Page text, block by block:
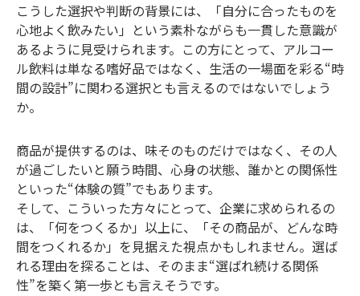
こうした選択や判断の背景には、「自分に合ったものを
心地よく飲みたい」という素朴ながらも一貫した意識が
あるように見受けられます。この方にとって、アルコー
ル飲料は単なる嗜好品ではなく、生活の一場面を彩る“時
間の設計”に関わる選択とも言えるのではないでしょう
か。
商品が提供するのは、味そのものだけではなく、その人
が過ごしたいと願う時間、心身の状態、誰かとの関係性
といった“体験の質”でもあります。
そして、こういった方々にとって、企業に求められるの
は、「何をつくるか」以上に、「その商品が、どんな時
間をつくれるか」を見据えた視点かもしれません。選ば
れる理由を探ることは、そのまま“選ばれ続ける関係
性”を築く第一歩とも言えそうです。